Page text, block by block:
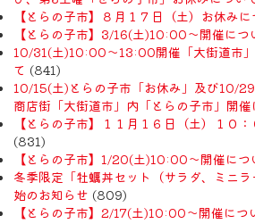
【とらの子市】８月１７日（土）お休みに
【とらの子市】3/16(土)10:00～開催につ
10/31(土)10:00～13:00開催「大街道市
て (841)
10/15(土)とらの子市「お休み」及び10/
商店街「大街道市」内「とらの子市」開催
【とらの子市】１１月１６日（土）１０
(831)
【とらの子市】1/20(土)10:00～開催につ
冬季限定「牡蠣丼セット（サラダ、ミニ
始のお知らせ (809)
【とらの子市】2/17(土)10:00～開催につ